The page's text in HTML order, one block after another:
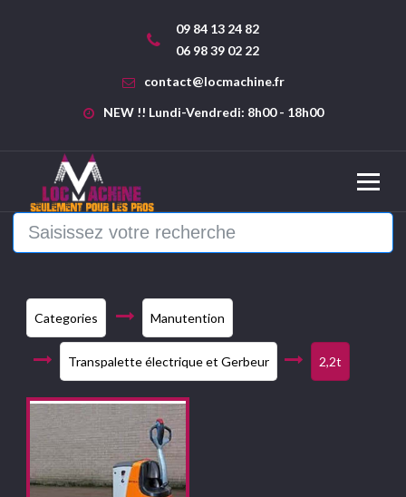
09 84 13 24 82
06 98 39 02 22
contact@locmachine.fr
NEW !! Lundi-Vendredi: 8h00 - 18h00
Categories Manutention
Transpalette électrique et Gerbeur 2,2t